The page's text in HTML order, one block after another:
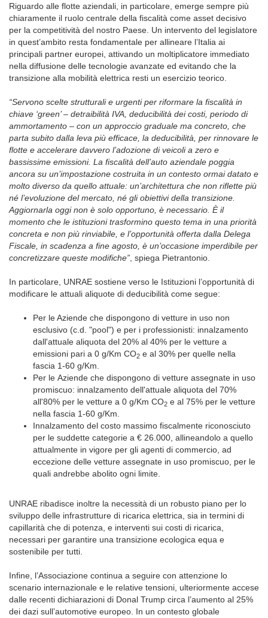
Riguardo alle flotte aziendali, in particolare, emerge sempre più
chiaramente il ruolo centrale della fiscalità come asset decisivo
per la competitività del nostro Paese. Un intervento del legislatore
in quest’ambito resta fondamentale per allineare l’Italia ai
principali partner europei, attivando un moltiplicatore immediato
nella diffusione delle tecnologie avanzate ed evitando che la
transizione alla mobilità elettrica resti un esercizio teorico.
“Servono scelte strutturali e urgenti per riformare la fiscalità in
chiave ‘green’ – detraibilità IVA, deducibilità dei costi, periodo di
ammortamento – con un approccio graduale ma concreto, che
parta subito dalla leva più efficace, la deducibilità, per rinnovare le
flotte e accelerare davvero l’adozione di veicoli a zero e
bassissime emissioni. La fiscalità dell’auto aziendale poggia
ancora su un’impostazione costruita in un contesto ormai datato e
molto diverso da quello attuale: un’architettura che non riflette più
né l’evoluzione del mercato, né gli obiettivi della transizione.
Aggiornarla oggi non è solo opportuno, è necessario. È il
momento che le istituzioni trasformino questo tema in una priorità
concreta e non più rinviabile, e l’opportunità offerta dalla Delega
Fiscale, in scadenza a fine agosto, è un’occasione imperdibile per
concretizzare queste modifiche” , spiega Pietrantonio.
In particolare, UNRAE sostiene verso le Istituzioni l’opportunità di
modificare le attuali aliquote di deducibilità come segue:
Per le Aziende che dispongono di vetture in uso non
esclusivo (c.d. "pool") e per i professionisti: innalzamento
dall'attuale aliquota del 20% al 40% per le vetture a
emissioni pari a 0 g/Km CO2 e al 30% per quelle nella
fascia 1-60 g/Km.
Per le Aziende che dispongono di vetture assegnate in uso
promiscuo: innalzamento dell'attuale aliquota del 70%
all'80% per le vetture a 0 g/Km CO2 e al 75% per le vetture
nella fascia 1-60 g/Km.
Innalzamento del costo massimo fiscalmente riconosciuto
per le suddette categorie a € 26.000, allineandolo a quello
attualmente in vigore per gli agenti di commercio, ad
eccezione delle vetture assegnate in uso promiscuo, per le
quali andrebbe abolito ogni limite.
UNRAE ribadisce inoltre la necessità di un robusto piano per lo
sviluppo delle infrastrutture di ricarica elettrica, sia in termini di
capillarità che di potenza, e interventi sui costi di ricarica,
necessari per garantire una transizione ecologica equa e
sostenibile per tutti.
Infine, l’Associazione continua a seguire con attenzione lo
scenario internazionale e le relative tensioni, ulteriormente accese
dalle recenti dichiarazioni di Donal Trump circa l’aumento al 25%
dei dazi sull’automotive europeo. In un contesto globale